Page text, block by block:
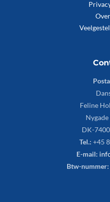
Feline
DK-
Tel.: +45
E-mail:
Btw-